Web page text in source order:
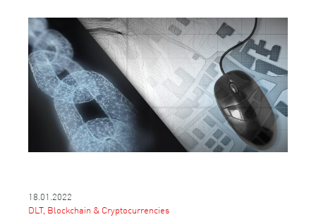
18.01.2022
DLT, Blockchain & Cryptocurrencies